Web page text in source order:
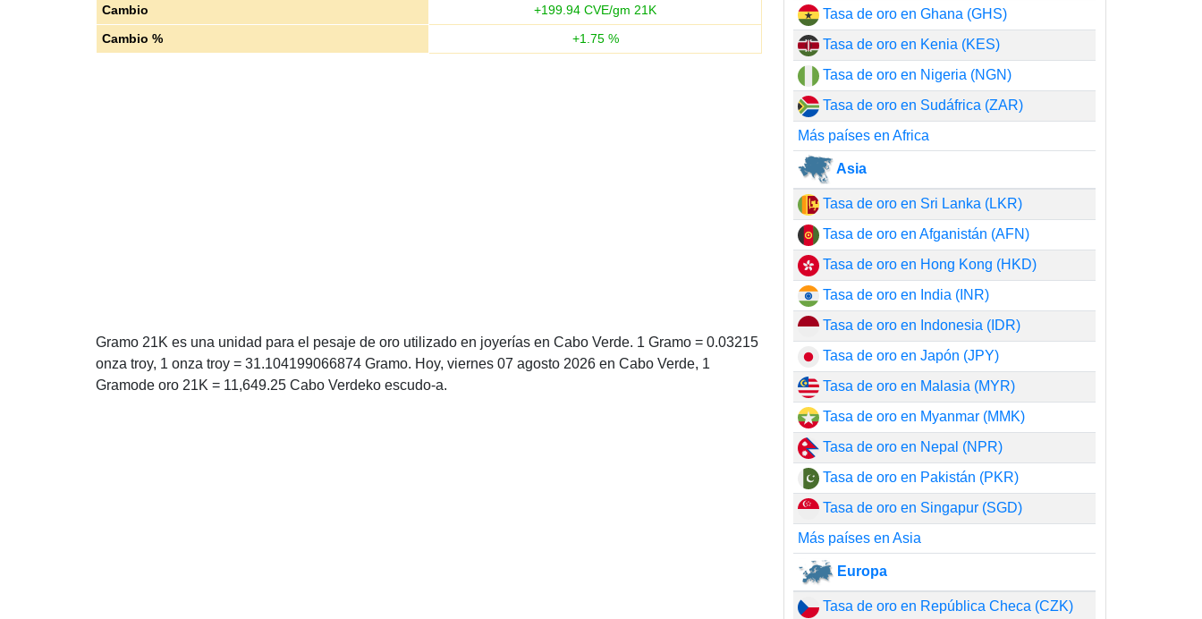
Cambio
+199.94 CVE/gm 21K
Cambio %
+1.75%
Gramo 21K es una unidad para el pesaje de oro utilizado en joyerías en Cabo Verde. 1 Gramo = 0.03215
onza troy, 1 onza troy = 31.104199066874 Gramo. Hoy, viernes 07 agosto 2026 en Cabo Verde, 1
Gramode oro 21K = 11,649.25 Cabo Verdeko escudo-a.
Tasa de oro en Ghana (GHS)
Tasa de oro en Kenia (KES)
Tasa de oro en Nigeria (NGN)
Tasa de oro en Sudáfrica (ZAR)
Más países en Africa
Asia
Tasa de oro en Sri Lanka (LKR)
Tasa de oro en Afganistán (AFN)
Tasa de oro en Hong Kong (HKD)
Tasa de oro en India (INR)
Tasa de oro en Indonesia (IDR)
Tasa de oro en Japón (JPY)
Tasa de oro en Malasia (MYR)
Tasa de oro en Myanmar (MMK)
Tasa de oro en Nepal (NPR)
Tasa de oro en Pakistán (PKR)
Tasa de oro en Singapur (SGD)
Más países en Asia
Europa
Tasa de oro en República Checa (CZK)